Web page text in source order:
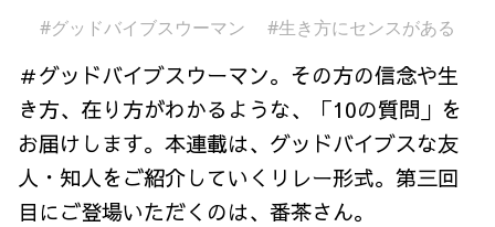
#グッドバイブスウーマン #生き方にセンスがある
＃グッドバイブスウーマン。その方の信念や生
き方、在り方がわかるような、「10の質問」を
お届けします。本連載は、グッドバイブスな友
人・知人をご紹介していくリレー形式。第三回
目にご登場いただくのは、番茶さん。